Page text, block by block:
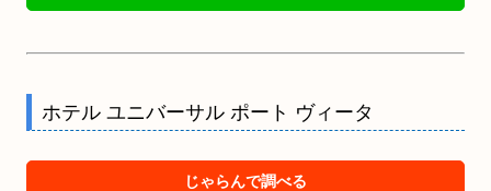
ホテル ユニバーサル ポート ヴィータ
じゃらんで調べる